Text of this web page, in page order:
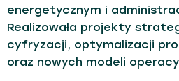
energetycznym i
Realizowała projekty
cyfryzacji, optymalizacji
oraz nowych modeli